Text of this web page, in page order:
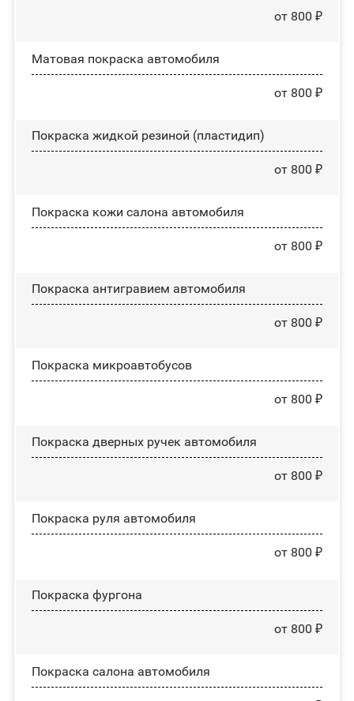
от 800 ₽
Матовая покраска автомобиля
от 800 ₽
Покраска жидкой резиной (пластидип)
от 800 ₽
Покраска кожи салона автомобиля
от 800 ₽
Покраска антигравием автомобиля
от 800 ₽
Покраска микроавтобусов
от 800 ₽
Покраска дверных ручек автомобиля
от 800 ₽
Покраска руля автомобиля
от 800 ₽
Покраска фургона
от 800 ₽
Покраска салона автомобиля